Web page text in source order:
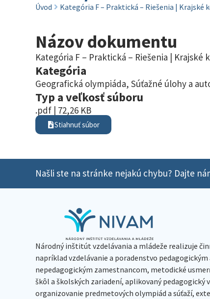
Úvod Kategória F – Praktická – Riešenia | Krajské
Názov dokumentu
Kategória F – Praktická – Riešenia | Krajské
Kategória
Geografická olympiáda, Súťažné úlohy a
Typ a veľkosť súboru
.pdf | 72,26 KB
Stiahnuť súbor
Našli ste na stránke nejakú chybu? Dajte
Národný inštitút vzdelávania a mládeže realizuje
napríklad vzdelávanie a poradenstvo pedagogickým
nepedagogickým zamestnancom, metodické
škôl a školských zariadení, aplikovaný pedagogický
organizovanie predmetových olympiád a súťaží,